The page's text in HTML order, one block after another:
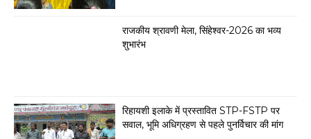
राजकीय श्रावणी मेला, सिंहेश्वर-2026 का भव्य
शुभारंभ
रिहायशी इलाके में प्रस्तावित STP-FSTP पर
सवाल, भूमि अधिग्रहण से पहले पुनर्विचार की मांग